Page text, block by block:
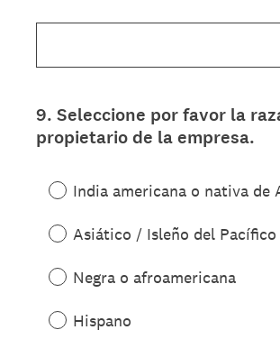
Question
Title
9. Seleccione por favor la
propietario de la empresa.
India americana o nativa de
Asiático / Isleño del Pacífico
Negra o afroamericana
Hispano